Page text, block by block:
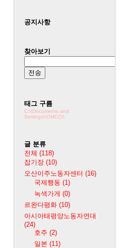
공지사항
찾아보기
태그 구름
C:\\Documents and
Settings\\OMCC\\
글 분류
전체 (118)
잡기장 (10)
오산이주노동자센터 (16)
국제행동 (1)
녹색가게 (0)
르완다평화 (10)
아시아태평양노동자연대
(24)
호주 (2)
일본 (11)